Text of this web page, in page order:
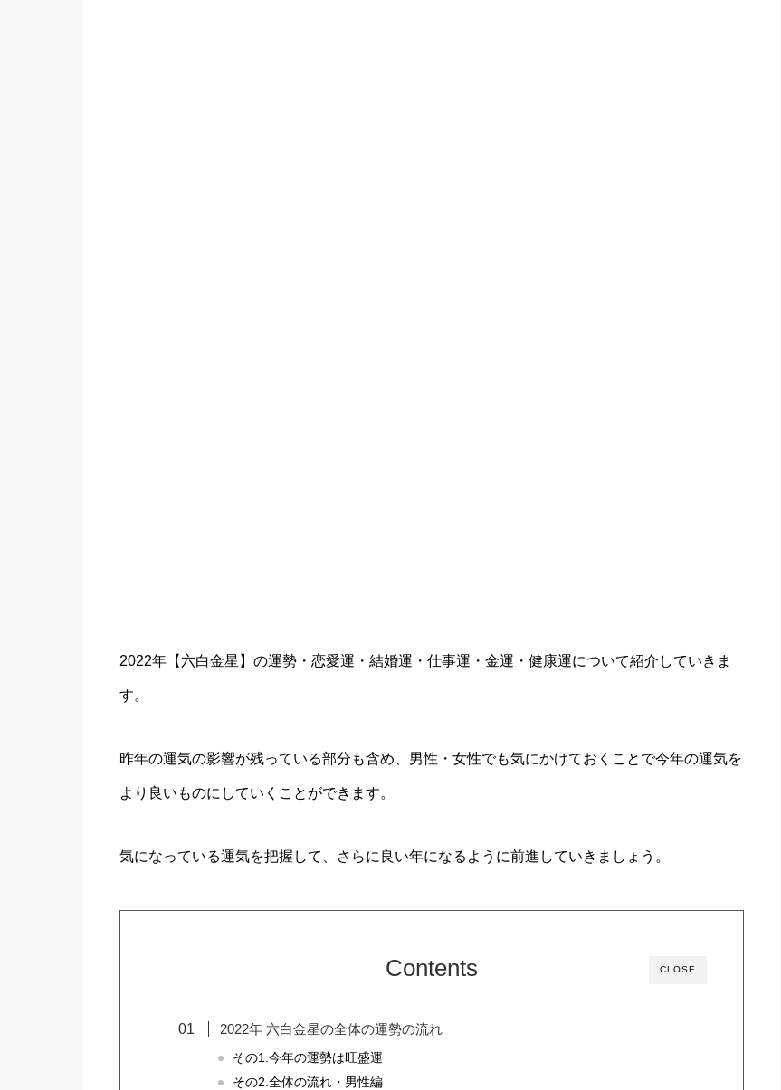
2022年【六白金星】の運勢・恋愛運・結婚運・仕事運・金運・健康運について紹介していきま
す。
昨年の運気の影響が残っている部分も含め、男性・女性でも気にかけておくことで今年の運気を
より良いものにしていくことができます。
気になっている運気を把握して、さらに良い年になるように前進していきましょう。
CLOSE
Contents
2022年 六白金星の全体の運勢の流れ
その1.今年の運勢は旺盛運
その2.全体の流れ・男性編